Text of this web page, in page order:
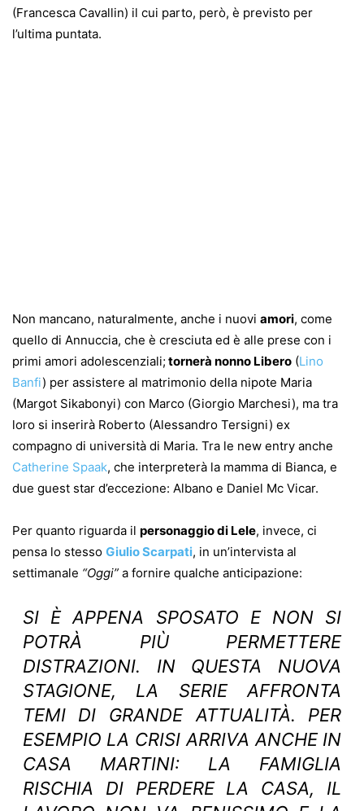
(Francesca Cavallin) il cui parto, però, è previsto per
l’ultima puntata.
Non mancano, naturalmente, anche i nuovi amori, come
quello di Annuccia, che è cresciuta ed è alle prese con i
primi amori adolescenziali; tornerà nonno Libero (Lino
Banfi) per assistere al matrimonio della nipote Maria
(Margot Sikabonyi) con Marco (Giorgio Marchesi), ma tra
loro si inserirà Roberto (Alessandro Tersigni) ex
compagno di università di Maria. Tra le new entry anche
Catherine Spaak, che interpreterà la mamma di Bianca, e
due guest star d’eccezione: Albano e Daniel Mc Vicar.
Per quanto riguarda il personaggio di Lele, invece, ci
pensa lo stesso Giulio Scarpati, in un’intervista al
settimanale “Oggi” a fornire qualche anticipazione:
SI È APPENA SPOSATO E NON SI
POTRÀ PIÙ PERMETTERE
DISTRAZIONI. IN QUESTA NUOVA
STAGIONE, LA SERIE AFFRONTA
TEMI DI GRANDE ATTUALITÀ. PER
ESEMPIO LA CRISI ARRIVA ANCHE IN
CASA MARTINI: LA FAMIGLIA
RISCHIA DI PERDERE LA CASA, IL